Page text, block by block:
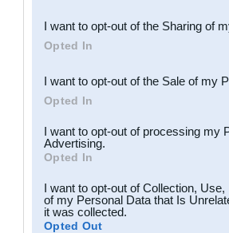
Downstream Participants
third parties.
I want to opt-out of the Sharing of
Opted In
I want to opt-out of the Sale of my
Opted In
I want to opt-out of processing my
Advertising.
Opted In
I want to opt-out of Collection,
of my Personal Data that Is
it was collected.
Opted Out